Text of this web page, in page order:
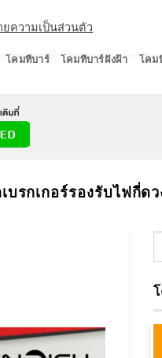
โคมทีบาร์ โคมทีบาร์ฝังฝ้า โคม
รกเกอร์รองรับไฟกี่ดว
ยความเป็นส่วนตัว